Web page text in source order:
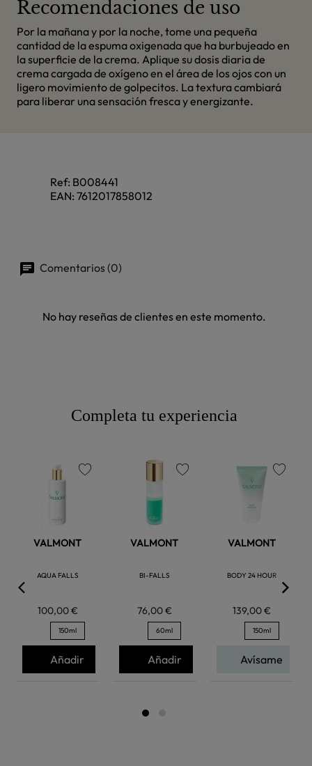
Recomendaciones de uso
Por la mañana y por la noche, tome una pequeña
cantidad de la espuma oxigenada que ha burbujeado en
la superficie de la crema. Aplique su dosis diaria de
crema cargada de oxígeno en el área de los ojos con un
ligero movimiento de golpecitos. La textura cambiará
para liberar una sensación fresca y energizante.
Ref: B008441
EAN: 7612017858012
Comentarios (0)
No hay reseñas de clientes en este momento.
Completa tu experiencia
VALMONT
AQUA FALLS
100,00 €
150ml
Añadir
VALMONT
BI-FALLS
76,00 €
60ml
Añadir
VALMONT
BODY 24 HOUR
139,00 €
150ml
Avísame